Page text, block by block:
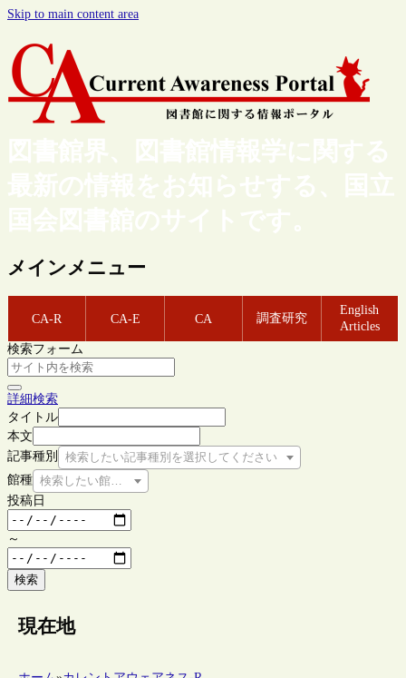
Skip to main content area
図書館界、図書館情報学に関する
最新の情報をお知らせする、国立
国会図書館のサイトです。
メインメニュー
CA-R CA-E CA 調査研究
English
Articles
検索フォーム
詳細検索
タイトル
本文
記事種別
検索したい記事種別を選択してください
館種 検索したい館種を選択してください
投稿日
～
検索
現在地